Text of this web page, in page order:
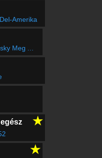
Amerika
A Vega
★
★